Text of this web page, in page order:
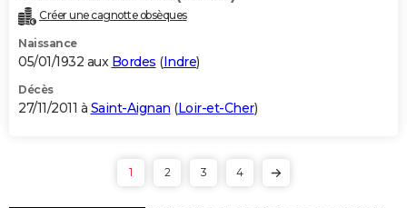
Créer une cagnotte obsèques
Naissance
05/01/1932 aux Bordes (Indre)
Décès
27/11/2011 à Saint-Aignan (Loir-et-Cher)
1 2 3 4